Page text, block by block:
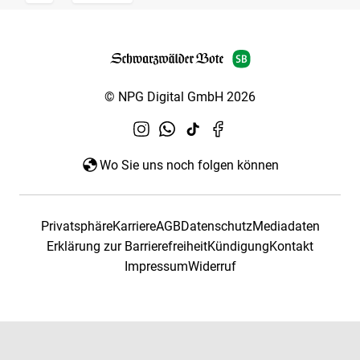
© NPG Digital GmbH 2026
Wo Sie uns noch folgen können
PrivatsphäreKarriereAGBDatenschutzMediadaten
Erklärung zur BarrierefreiheitKündigungKontakt
ImpressumWiderruf